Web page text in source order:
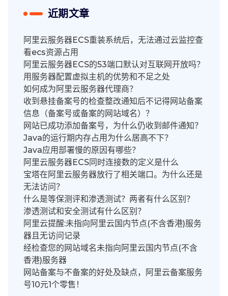
近期文章
阿里云服务器ECS重装系统后，无法通过云监控查
看ecs资源占用
阿里云服务器ECS的53端口默认对互联网开放吗？
用服务器配置虚拟主机的优势和不足之处
如何成为阿里云服务器代理商？
收到悬挂备案号的检查整改通知后不记得网站备案
信息（备案号或备案的网站域名）？
网站已成功添加备案号，为什么仍收到邮件通知？
Java的运行期内存占用为什么居高不下？
Java应用部署慢的原因有哪些？
阿里云服务器ECS同时连接数的定义是什么
宝塔在阿里云服务器放行了相关端口。为什么还是
无法访问？
什么是等保测评和渗透测试？两者有什么区别？
渗透测试和安全测试有什么区别？
阿里云提醒:未指向阿里云国内节点(不含香港)服务
器且无访问记录
经检查您的网站域名未指向阿里云国内节点(不含
香港)服务器
网站备案与不备案的好处及缺点，阿里云备案服务
号10元1个零售！